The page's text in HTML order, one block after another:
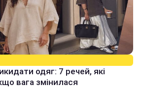
одяг: 7 речей, які
вага змінилася